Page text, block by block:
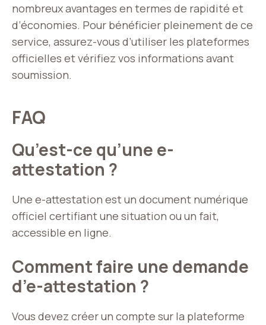
nombreux avantages en termes de rapidité et
d’économies. Pour bénéficier pleinement de ce
service, assurez-vous d’utiliser les plateformes
officielles et vérifiez vos informations avant
soumission.
FAQ
Qu’est-ce qu’une e-
attestation ?
Une e-attestation est un document numérique
officiel certifiant une situation ou un fait,
accessible en ligne.
Comment faire une demande
d’e-attestation ?
Vous devez créer un compte sur la plateforme